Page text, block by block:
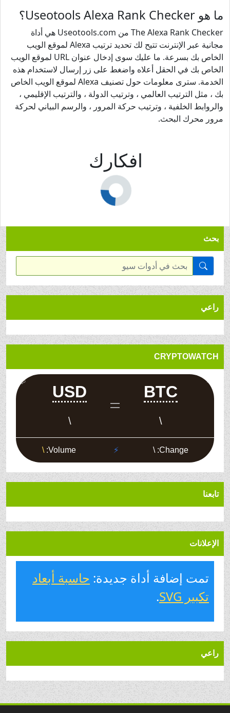
ما هو Useotools Alexa Rank Checker؟
The Alexa Rank Checker من Useotools.com هي أداة
مجانية عبر الإنترنت تتيح لك تحديد ترتيب Alexa لموقع الويب
الخاص بك بسرعة. ما عليك سوى إدخال عنوان URL لموقع الويب
الخاص بك في الحقل أعلاه واضغط على زر إرسال لاستخدام هذه
الخدمة. سترى معلومات حول تصنيف Alexa لموقع الويب الخاص
بك ، مثل الترتيب العالمي ، وترتيب الدولة ، والترتيب الإقليمي ،
والروابط الخلفية ، وترتيب حركة المرور ، والرسم البياني لحركة
مرور محرك البحث.
افكارك
بحث
راعي
CRYPTOWATCH
تابعنا
الإعلانات
تمت إضافة أداة جديدة:حاسبة أبعاد
تكبير SVG
.
راعي